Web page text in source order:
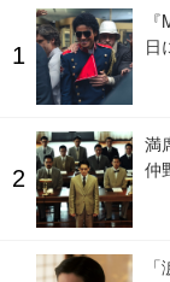
日
満
仲